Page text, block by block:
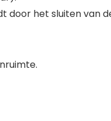
het sluiten van